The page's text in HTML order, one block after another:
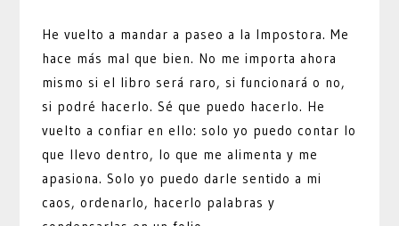
He vuelto a mandar a paseo a la Impostora. Me
hace más mal que bien. No me importa ahora
mismo si el libro será raro, si funcionará o no,
si podré hacerlo. Sé que puedo hacerlo. He
vuelto a confiar en ello: solo yo puedo contar lo
que llevo dentro, lo que me alimenta y me
apasiona. Solo yo puedo darle sentido a mi
caos, ordenarlo, hacerlo palabras y